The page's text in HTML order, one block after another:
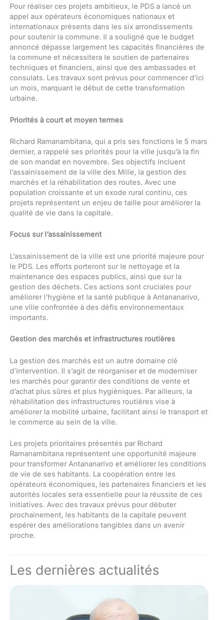
Pour réaliser ces projets ambitieux, le PDS a lancé un
appel aux opérateurs économiques nationaux et
internationaux présents dans les six arrondissements
pour soutenir la commune. Il a souligné que le budget
annoncé dépasse largement les capacités financières de
la commune et nécessitera le soutien de partenaires
techniques et financiers, ainsi que des ambassades et
consulats. Les travaux sont prévus pour commencer d’ici
un mois, marquant le début de cette transformation
urbaine.
Priorités à court et moyen termes
Richard Ramanambitana, qui a pris ses fonctions le 5 mars
dernier, a rappelé ses priorités pour la ville jusqu’à la fin
de son mandat en novembre. Ses objectifs incluent
l’assainissement de la ville des Mille, la gestion des
marchés et la réhabilitation des routes. Avec une
population croissante et un exode rural continu, ces
projets représentent un enjeu de taille pour améliorer la
qualité de vie dans la capitale.
Focus sur l’assainissement
L’assainissement de la ville est une priorité majeure pour
le PDS. Les efforts porteront sur le nettoyage et la
maintenance des espaces publics, ainsi que sur la
gestion des déchets. Ces actions sont cruciales pour
améliorer l’hygiène et la santé publique à Antananarivo,
une ville confrontée à des défis environnementaux
importants.
Gestion des marchés et infrastructures routières
La gestion des marchés est un autre domaine clé
d’intervention. Il s’agit de réorganiser et de moderniser
les marchés pour garantir des conditions de vente et
d’achat plus sûres et plus hygiéniques. Par ailleurs, la
réhabilitation des infrastructures routières vise à
améliorer la mobilité urbaine, facilitant ainsi le transport et
le commerce au sein de la ville.
Les projets prioritaires présentés par Richard
Ramanambitana représentent une opportunité majeure
pour transformer Antananarivo et améliorer les conditions
de vie de ses habitants. La coopération entre les
opérateurs économiques, les partenaires financiers et les
autorités locales sera essentielle pour la réussite de ces
initiatives. Avec des travaux prévus pour débuter
prochainement, les habitants de la capitale peuvent
espérer des améliorations tangibles dans un avenir
proche.
Les dernières actualités